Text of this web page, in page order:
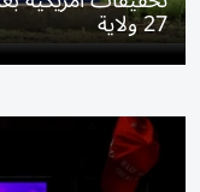
27 ولاية